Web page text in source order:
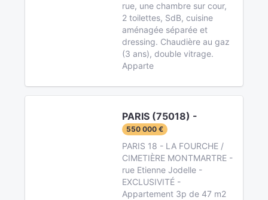
rue, une chambre sur cour,
2 toilettes, SdB, cuisine
aménagée séparée et
dressing. Chaudière au gaz
(3 ans), double vitrage.
Apparte
PARIS (75018) -
550 000 €
PARIS 18 - LA FOURCHE /
CIMETIÈRE MONTMARTRE -
rue Etienne Jodelle -
EXCLUSIVITÉ -
Appartement 3p de 47 m2